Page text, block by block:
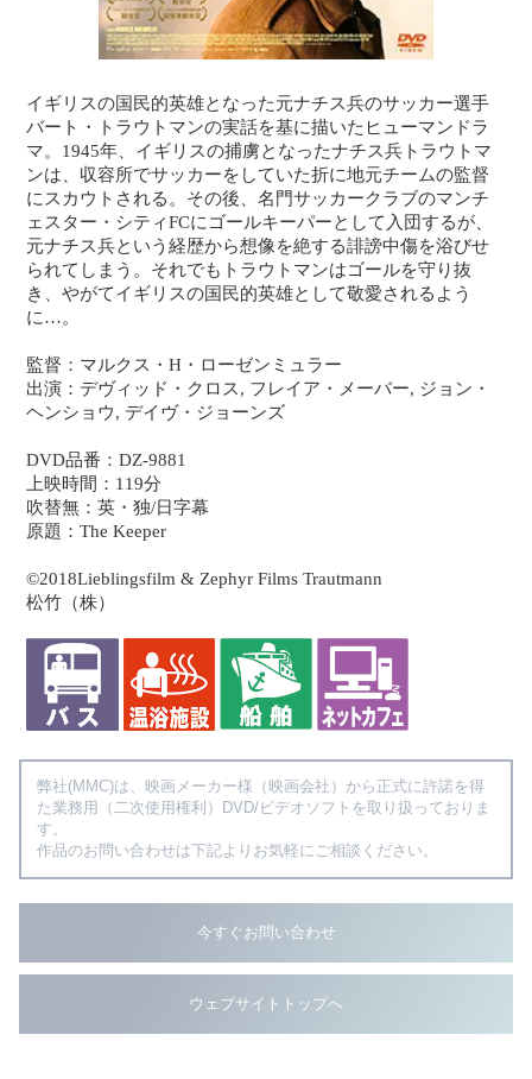
イギリスの国民的英雄となった元ナチス兵のサッカー選手
バート・トラウトマンの実話を基に描いたヒューマンドラ
マ。1945年、イギリスの捕虜となったナチス兵トラウトマ
ンは、収容所でサッカーをしていた折に地元チームの監督
にスカウトされる。その後、名門サッカークラブのマンチ
ェスター・シティFCにゴールキーパーとして入団するが、
元ナチス兵という経歴から想像を絶する誹謗中傷を浴びせ
られてしまう。それでもトラウトマンはゴールを守り抜
き、やがてイギリスの国民的英雄として敬愛されるよう
に…。
監督：マルクス・H・ローゼンミュラー
出演：デヴィッド・クロス, フレイア・メーバー, ジョン・
ヘンショウ, デイヴ・ジョーンズ
DVD品番：DZ-9881
上映時間：119分
吹替無：英・独/日字幕
原題：The Keeper
©2018Lieblingsfilm & Zephyr Films Trautmann
松竹（株）
弊社(MMC)は、映画メーカー様（映画会社）から正式に許諾を得
た業務用（二次使用権利）DVD/ビデオソフトを取り扱っておりま
す。
作品のお問い合わせは下記よりお気軽にご相談ください。
今すぐお問い合わせ
ウェブサイトトップへ